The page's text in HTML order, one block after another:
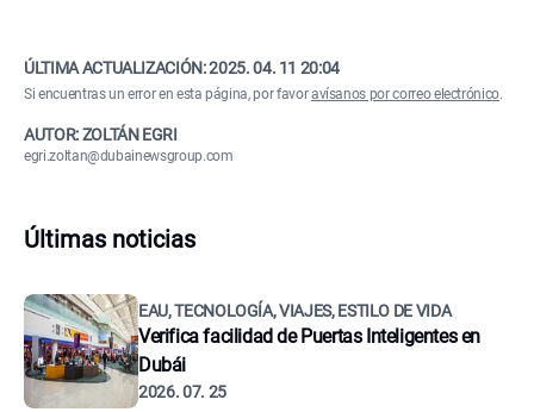
ÚLTIMA ACTUALIZACIÓN:2025. 04. 11 20:04
Si encuentras un error en esta página, por favoravísanos por correo electrónico.
AUTOR: ZOLTÁN EGRI
egri.zoltan@dubainewsgroup.com
Últimas noticias
EAU, TECNOLOGÍA, VIAJES, ESTILO DE VIDA
Verifica facilidad de Puertas Inteligentes en
Dubái
2026. 07. 25